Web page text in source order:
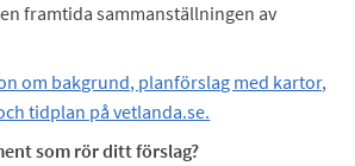
framtida sammanställningen av
om bakgrund, planförslag med kartor,
tidplan på vetlanda.se.
som rör ditt förslag?